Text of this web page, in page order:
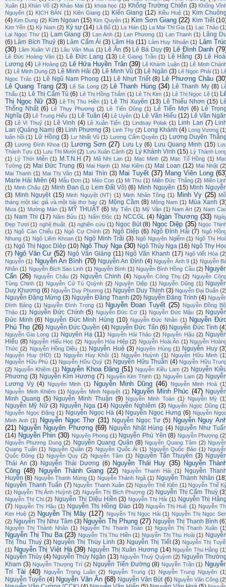
Xuân (1) Khán Võ (2) Khảo Mai (1) khoa học (1) Khổng Trường Chiến (3) Khổng
Nguyên (1) KỊCH BẢN (1) Kiên Giang (1) Kiến Giang (12) Kiều Huệ (1) Kim
(4) Kim Dung (2) Kim Ngoan (15) Kim Quyên (1) Kim Sơn Giang (22) Kim Tiết
Kim Yến (1) Kỳ Nam (2) Ký sự (14) Lã Bố (1) La Hán (1) La Mai Thi Gia (1) Lạc Thảo
Lại Ngọc Thư (1) Lam Giang (3) Lan Anh (1) Lan Phương (1) Lan Thanh (1) Lãng
(6) Lâm Bích Thuỷ (8) Lâm Cẩm Ái (3) Lâm Hạ (11) Lâm Huy Nhuận (1) Lâm
(30) Lâm Xuân Vi (1) Lâu Văn Mua (1) Lê Ân (5) Lê Bá Duy (9) Lê Đình Danh
Lê Đức Hoàng Vân (1) Lê Đức Lang (13) Lê Giang Trần (1) Lệ Hằng (3) Lê
Lương (4) Lê Hoàng (2) Lê Hứa Huyền Trân (39) Lê Khánh Luận (1) Lê Minh
(1) Lê Minh Dung (2) Lê Minh Hải (3) Lê Minh Vũ (3) Lê Ngân (3) Lê Ngọc Phái (1)
Ngọc Trác (1) Lê Ngũ Nam Phong (11) Lê Nhựt Triết (8) Lê Phương Châu
Lê Quang Trạng (23) Lê Sa Long (2) Lê Thanh Hùng (34) Lê Thanh My (8)
Thấu (1) Lê Thị Cẩm Tú (6) Lê Thị Hồng Thắm (1) Lê Thị Kim (1) Lê Thị Ngọc Lệ (1)
Thị Ngọc Nữ (33) Lê Thị Thu Hiền (1) Lê Thị Xuyên (13) Lê Thiếu Nhơn (15)
Thống Nhất (6) Lê Thụy Phương (2) Lê Tiến Dũng (1) Lê Tiến Mợi (6) Lê
Nghĩa (3) Lê Trung Hiếu (1) Lê Tuân (4) Lê Uyên (1) Lê Văn Hiếu (12) Lê Văn
(3) Lê Vi Thuỷ (1) Lê Vinh (4) Lê Xuân Tiến (1) Lindsay Polak (1) Linh Lan (7)
Lan (Quảng Nam) (8) Linh Phương (3) Linh Thy (2) Long Khánh (4) Long Vương
luân hồi (1) Lữ Hồng (3) Lư Nhất Vũ (1) Lương Cẩm Quyên (1) Lương Duyên
(3) Lương Đình Khoa (1) Lương Sơn (27) Lưu Ly (6) Lưu Quang Minh (15)
Thành Tựu (1) Lưu Thị Mười (2) Lưu Xuân Cảnh (2) Lý Khánh Vinh (15) Lý Thành
(1)
Lý Thời Miễn (1) M.T.N.H (7) Mã Nhị Lan (1) Mạc Minh (2) Mạc Tố Hồng (1)
Tường (2) Mai Đức Trung (6) Mai Hạnh (1) Mai Kiệm (1) Mai Loan (12) Mai Nhật
Mai Thanh (1) Mai Thị Vân (1) Mai Thìn (3) Mai Tuyết (37) Mang Viên Long
Marie Hải Miên (4) Mẫu Đơn (1) Mèo Con (1) Mi Thu (1) Miên Đức Thắng (2) Miên
(1) Minh Châu (2) Minh Đan (Lọ Lem Đất Võ) (6) Minh Nguyên (15) Minh
(3) Minh Nguyệt (15) Minh Nguyệt (NT) (1) Minh Nhân Tông (1) Minh Vy (25)
tháng một tác giả và một bài thơ hay (2) Mộng Cầm (8) Mộng Nam (1) Mùa Xanh
Mưa (1) Mường Mán (1) MỸ THUẬT (6) My Tiên (1) Mỹ Vân (1) Nam Art (2) Nam
(1) Nam Thi (17) Năm Bửu (1) Nấm Độc (1) NCCGL (4) Ngàn Thương (33)
Đẹp Tươi (1) nghệ thuật. (1) nghiên cứu (1) Ngọc Bút (8) Ngọc Diệp (35) Ngọc
(1) Ngô Càn Chiểu (1) Ngô Cự Chính (2) Ngô Diệp (6) Ngô Đình Hải (7) Ngô
Nhung (1) Ngô Liêm Khoan (1) Ngô Minh Trãi (3) Ngô Nguyên Ngiễm (1) Ngô Thị
(1) Ngô Thị Ngọc Diệp (10) Ngô Thuý Nga (30) Ngô Thúy Nga (16) Ngô Thy
(7) Ngô Văn Cư (52) Ngô Văn Giảng (11) Ngô Văn Khanh (17) Ngô Viết Hòa
Nguyễn (1) Nguyễn An Bình (70) Nguyễn An Đình (4) Nguyễn Ánh 9 (1) Nguyễn
Nhân (1) Nguyễn Bích Sao Linh (1) Nguyễn Bình (1) Nguyễn Bính Hồng Cầu (2)
Cẩn (26) Nguyễn Châu (2) Nguyễn Chinh (4) Nguyễn Công Thụ (2) Nguyễn
Tùng Chinh (1) Nguyễn Cử Tú Quỳnh (2) Nguyên Diệp (1) Nguyễn Dũng (1)
Duy Khương (6) Nguyễn Duy Phương (1) Nguyễn Duy Thịnh (3) Nguyễn Đại Duẩn
Nguyễn Đặng Mừng (3) Nguyễn Đăng Thanh (20) Nguyễn Đăng Trình (4)
Đình Bảng (1) Nguyễn Đình Trọng (1) Nguyễn Đoan Tuyết (25)
Nguyễn Đồng
Thảo (1) Nguyễn Đức Chính (5) Nguyễn Đức Cơ (1) Nguyễn Đức Mậu (2)
Đức Minh (6) Nguyễn Đức Minh Hùng (10) Nguyễn Đức Nhân (1) Nguyễn
Phú Thọ (26) Nguyễn Đức Quyền (4) Nguyễn Đức Tấn (6) Nguyễn Đức Tình
Nguyễn Gia Long (1) Nguyên Hạ (11) Nguyễn Hải Thảo (2) Nguyễn Hậu (2)
Hiếu (8) Nguyễn Hiếu Học (2) Nguyễn Hòa Hiệp (2) Nguyễn Hoài Ân (1) Nguyễn
Thức (2) Nguyễn Hồng Diệu (1) Nguyễn Huệ (3) Nguyên Hùng (1) Nguyễn Huy
Nguyễn Huy (HD) (1) Nguyễn Huy Khôi (1) Nguyễn Huỳnh (1) Nguyễn Hữu Minh
Nguyễn Hữu Phú (1) Nguyễn Hữu Quý (2) Nguyễn Hữu Thuần (4) Nguyễn Hữu
(2) Nguyễn Khiêm (1) Nguyễn Khoa Đăng (51) Nguyễn Kiều Lam (2) Nguyễn
Phương (3) Nguyễn Kim Hương (7) Nguyễn Kim Thịnh (1) Nguyễn Lam (2)
Lương Vỵ (4) Nguyên Minh (1) Nguyễn Minh Dũng (46) Nguyễn Minh Hoà
Nguyễn Minh Khiêm (1) Nguyễn Minh Nguyệt (1) Nguyễn Minh Phúc (47)
Minh Quang (5) Nguyễn Minh Thuận (9) Nguyễn Minh Toàn (1) Nguyễn Mỳ
Nguyễn Mỹ Nữ (3) Nguyễn Nga (14) Nguyễn Nghiêm (3) Nguyễn Ngọc Dũng
Nguyễn Ngọc Đặng (1) Nguyễn Ngọc Hà (4) Nguyễn Ngọc Hưng (6) Nguyễn
Minh Anh (1) Nguyễn Ngọc Thơ (31) Nguyễn Ngọc Tư (5) Nguyễn Nguy
(21) Nguyễn Nguyên Phượng (69) Nguyễn Nhật Hùng (4) Nguyễn Như
(14) Nguyễn Phin (30) Nguyên Phong (1) Nguyễn Phú Yên (8) Nguyễn Phượng
Nguyễn Phương Dung (2) Nguyễn Quang Quân (8) Nguyễn Quang Tâm (2)
Quang Tuấn (1) Nguyễn Quân (2) Nguyễn Quốc Ái (1) Nguyễn Quốc Bảo (1)
Quốc Đông (1) Nguyễn Quy (2) Nguyên Tâm (1) Nguyễn Tấn Thuyên (3)
Thái An (3) Nguyễn Thái Dương (6) Nguyễn Thái Huy (35)
Nguyễn
Công (48) Nguyễn Thành Giang (22) Nguyễn Thanh Hải (1)
Nguyễn
Huyền (8) Nguyễn Thanh Mừng (1) Nguyễn Thánh Ngã (1) Nguyễn Thành Nhân
Nguyễn Thanh Tuấn (7) Nguyễn Thanh Xuân (2) Nguyễn Thế Kiên (1) Nguyễn Thế
(1) Nguyễn Thị Ánh Huỳnh (2) Nguyễn Thị Bích Phượng (2) Nguyễn Thị Cẩm Thuỳ
Nguyễn Thị Chi (2) Nguyễn Thị Diệu Hiền (3) Nguyễn Thị Hải (1) Nguyễn Thị
(7) Nguyễn Thị Hậu (1) Nguyễn Thị Hồng Đào (10) Nguyễn Thị Huệ (1) Nguyễn
Kim Huệ (2) Nguyễn Thị Mây (127) Nguyễn Thị Ngọc Hải (1) Nguyễn Thị Ngọc
(2) Nguyễn Thị Như Tâm (3) Nguyễn Thị Phụng (27) Nguyễn Thị Thanh Bình
Nguyễn Thị Thành Nhân (1) Nguyễn Thị Thanh Toàn (1) Nguyễn Thị Thanh Xuân
Nguyễn Thị Thu Ba (23) Nguyễn Thị Thu Hiền (1) Nguyễn Thị Thu Hoài (1)
Thị Thu Thuý (3) Nguyễn Thị Thùy Linh (3) Nguyễn Thị Tiết (3) Nguyễn Thị
(1) Nguyễn Thị Việt Hà (39) Nguyễn Thị Xuân Hương (14) Nguyễn Thu Hằng
Nguyễn Thủy (4) Nguyễn Thúy Ngân (13) Nguyễn Thuý Quỳnh (2) Nguyễn
Kham (3) Nguyễn Thượng Trí (2) Nguyễn Tiến Đường (8) Nguyễn Trần (1)
Trí Tài (40) Nguyễn Trọng Luân (2) Nguyễn Trung (1) Nguyễn Trung Nguyên
Nguyễn Tuyển (4) Nguyễn Văn Ân (68) Nguyễn Văn Bút (6) Nguyễn Văn Công